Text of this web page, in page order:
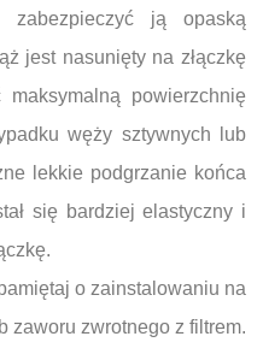
ją opaską
jest nasunięty na złączkę
powierzchnię
węży sztywnych lub
lekkie podgrzanie końca
się bardziej elastyczny i
o zainstalowaniu na
zaworu zwrotnego z filtrem.